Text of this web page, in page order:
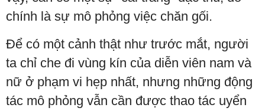
chính là sự mô phỏng việc chăn gối.
Để có một cảnh thật như trước mắt, người
ta chỉ che đi vùng kín của diễn viên nam và
nữ ở phạm vi hẹp nhất, nhưng những động
tác mô phỏng vẫn cần được thao tác uyển